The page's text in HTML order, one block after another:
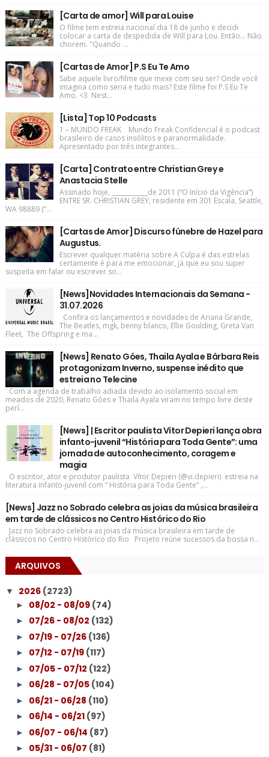
[Carta de amor] Will para Louise
O filme tem estreia nacional dia 18 de junho e decidi
colocar a carta de despedida de Will para Lou. Então... Não
chorem. "Quando ...
[Cartas de Amor] P.S Eu Te Amo
Sabe aquele livro/filme que mexe com seu ser? Onde você
imagina como seria e tudo mais? Este filme foi P.S Eu Te
Amo. <3 Nest...
[Lista] Top 10 Podcasts
1 – MUNDO FREAK Mundo Freak Confidencial é o podcast
brasileiro de casos insólitos e paranormalidade.
Apresentado por três integrantes...
[Carta] Contrato entre Christian Grey e
Anastacia Stelle
Assinado hoje, ____________de 2011 (“O Início da Vigência”)
ENTRE SR. CHRISTIAN GREY, residente em 301 Escala, Seattle,
WA 98889 (“...
[Cartas de Amor] Discurso fúnebre de Hazel para
Augustus.
Escrever qualquer matéria sobre A Culpa é das estrelas
certamente é para me emocionar, já que eu sou super
suspeita em falar ou escrever so...
[News]Novidades Internacionais da Semana -
31.07.2026
Confira os lançamentos e novidades de Ariana Grande,
The Beatles, mgk, benny blanco, Ellie Goulding, Greta Van
Fleet, The Offspring e ma...
[News] Renato Góes, Thaila Ayala e Bárbara Reis
protagonizam Inverno, suspense inédito que
estreia no Telecine
Com a agenda de trabalho adiada devido ao isolamento social em
meados de 2020, Renato Góes e Thaila Ayala viram no tempo livre deste
perí...
[News] | Escritor paulista Vítor Depieri lança obra
infanto-juvenil “História para Toda Gente”: uma
jornada de autoconhecimento, coragem e
magia
O escritor, ator e produtor paulista Vítor Depieri (@vi.depieri) estreia na
literatura infanto-juvenil com “ História para Toda Gente” ,...
[News] Jazz no Sobrado celebra as joias da música brasileira
em tarde de clássicos no Centro Histórico do Rio
Jazz no Sobrado celebra as joias da música brasileira em tarde de
clássicos no Centro Histórico do Rio Projeto reúne sucessos da bossa n...
ARQUIVOS
▼ 2026 (2723)
► 08/02 - 08/09 (74)
► 07/26 - 08/02 (132)
► 07/19 - 07/26 (136)
► 07/12 - 07/19 (117)
► 07/05 - 07/12 (122)
► 06/28 - 07/05 (104)
► 06/21 - 06/28 (110)
► 06/14 - 06/21 (97)
► 06/07 - 06/14 (87)
► 05/31 - 06/07 (81)